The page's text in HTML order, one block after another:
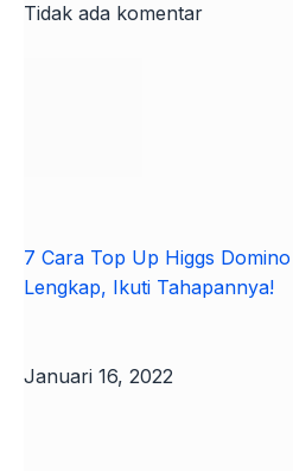
Tidak ada komentar
7 Cara Top Up Higgs
Lengkap, Ikuti Tahapannya!
Januari 16, 2022